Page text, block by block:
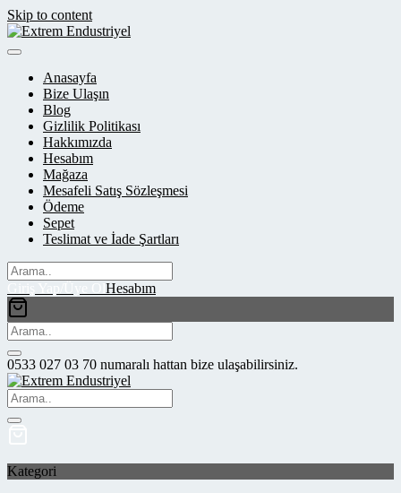
Skip to content
Anasayfa
Bize Ulaşın
Blog
Gizlilik Politikası
Hakkımızda
Hesabım
Mağaza
Mesafeli Satış Sözleşmesi
Ödeme
Sepet
Teslimat ve İade Şartları
Hesabım
0533 027 03 70 numaralı hattan bize ulaşabilirsiniz.
Kategori